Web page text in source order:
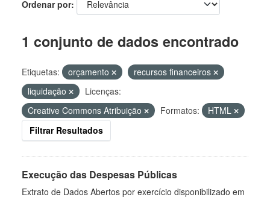
Ordenar por
1 conjunto de dados encontrado
Etiquetas: orçamento
recursos financeiros
liquidação
Licenças:
Creative Commons Atribuição
Formatos:
HTML
Filtrar Resultados
Execução das Despesas Públicas
Extrato de Dados Abertos por exercício disponibilizado em